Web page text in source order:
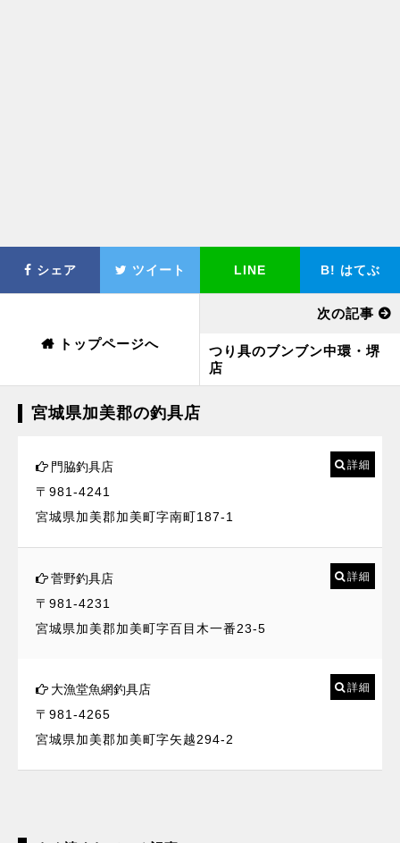
シェア ツイート LINE B! はてぶ
トップページへ
次の記事
つり具のブンブン中環・堺
店
宮城県加美郡の釣具店
門脇釣具店
〒981-4241
宮城県加美郡加美町字南町187-1
詳細
菅野釣具店
〒981-4231
宮城県加美郡加美町字百目木一番23-5
詳細
大漁堂魚網釣具店
〒981-4265
宮城県加美郡加美町字矢越294-2
詳細